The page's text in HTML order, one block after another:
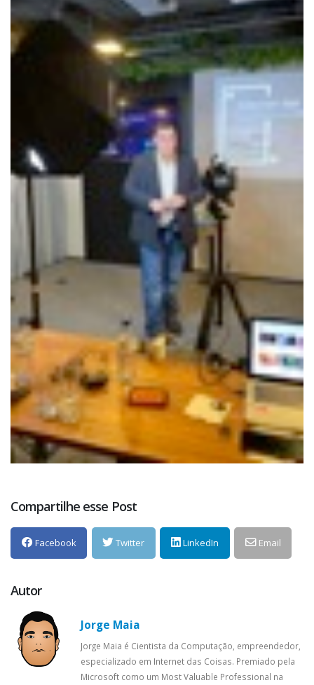
Compartilhe esse Post
Facebook Twitter LinkedIn Email
Autor
Jorge Maia
Jorge Maia é Cientista da Computação, empreendedor,
especializado em Internet das Coisas. Premiado pela
Microsoft como um Most Valuable Professional na